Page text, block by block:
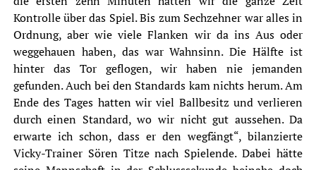
Kontrolle über das Spiel. Bis zum Sechzehner war alles in
Ordnung, aber wie viele Flanken wir da ins Aus oder
weggehauen haben, das war Wahnsinn. Die Hälfte ist
hinter das Tor geflogen, wir haben nie jemanden
gefunden. Auch bei den Standards kam nichts herum. Am
Ende des Tages hatten wir viel Ballbesitz und verlieren
durch einen Standard, wo wir nicht gut aussehen. Da
erwarte ich schon, dass er den wegfängt“, bilanzierte
Vicky-Trainer Sören Titze nach Spielende. Dabei hätte